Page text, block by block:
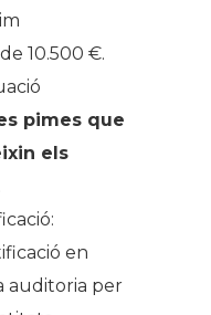
10.500 €.
pimes que
els
en
auditoria per